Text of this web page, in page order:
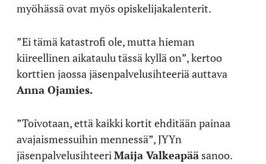
myöhässä ovat myös opiskelijakalenterit.
”Ei tämä katastrofi ole, mutta hieman
kiireellinen aikataulu tässä kyllä on”, kertoo
korttien jaossa jäsenpalvelusihteeriä auttava
Anna Ojamies.
”Toivotaan, että kaikki kortit ehditään painaa
avajaismessuihin mennessä”, JYYn
jäsenpalvelusihteeri Maija Valkeapää sanoo.